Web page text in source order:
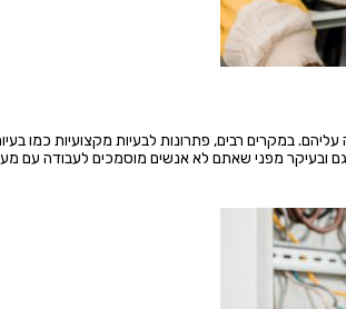
עליהם. במקרים רבים, פתרונות לבעיות מקצועיות כמו
ובעיקר מפני שאתם לא אנשים מוסמכים לעבודה עם